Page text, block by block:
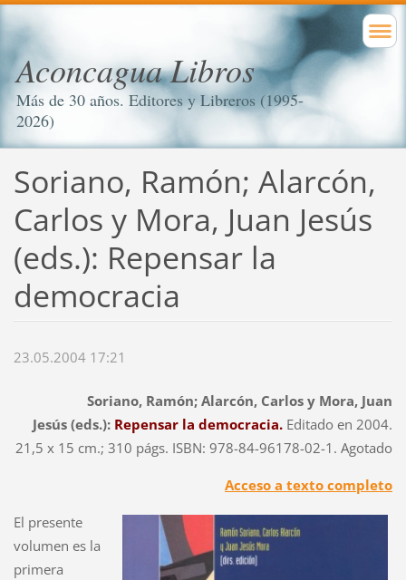
Aconcagua Libros
Más de 30 años. Editores y Libreros (1995-
2026)
Soriano, Ramón; Alarcón,
Carlos y Mora, Juan Jesús
(eds.): Repensar la
democracia
23.05.2004 17:21
Soriano, Ramón; Alarcón, Carlos y Mora, Juan
Jesús (eds.): Repensar la democracia. Editado en 2004.
21,5 x 15 cm.; 310 págs. ISBN: 978-84-96178-02-1. Agotado
Acceso a texto completo
El presente
volumen es la
primera